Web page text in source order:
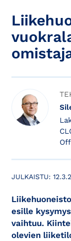
Lakiasiainjohtaja /
JULKAISTU:
esille
vaihtuu.
olevien